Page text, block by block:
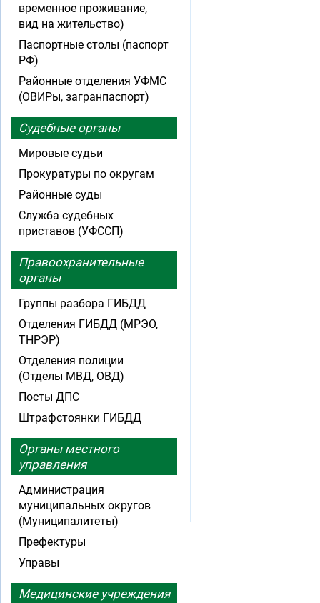
временное проживание,
вид на жительство)
Паспортные столы (паспорт
РФ)
Районные отделения УФМС
(ОВИРы, загранпаспорт)
Судебные органы
Мировые судьи
Прокуратуры по округам
Районные суды
Служба судебных
приставов (УФССП)
Правоохранительные
органы
Группы разбора ГИБДД
Отделения ГИБДД (МРЭО,
ТНРЭР)
Отделения полиции
(Отделы МВД, ОВД)
Посты ДПС
Штрафстоянки ГИБДД
Органы местного
управления
Администрация
муниципальных округов
(Муниципалитеты)
Префектуры
Управы
Медицинские учреждения